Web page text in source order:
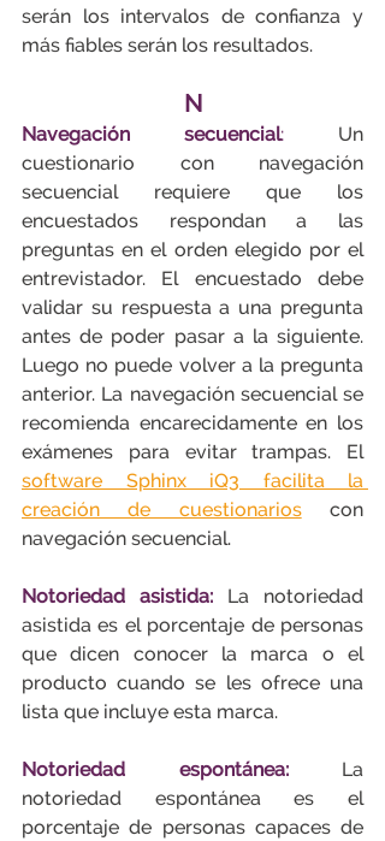
serán los intervalos de confianza y
más fiables serán los resultados.
N
Navegación secuencial: Un
cuestionario con navegación
secuencial requiere que los
encuestados respondan a las
preguntas en el orden elegido por el
entrevistador. El encuestado debe
validar su respuesta a una pregunta
antes de poder pasar a la siguiente.
Luego no puede volver a la pregunta
anterior. La navegación secuencial se
recomienda encarecidamente en los
exámenes para evitar trampas. El
software Sphinx iQ3 facilita la
creación de cuestionarios con
navegación secuencial.
Notoriedad asistida: La notoriedad
asistida es el porcentaje de personas
que dicen conocer la marca o el
producto cuando se les ofrece una
lista que incluye esta marca.
Notoriedad espontánea:
La
notoriedad espontánea es el
porcentaje de personas capaces de